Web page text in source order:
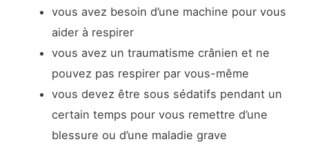
vous avez besoin d’une machine pour vous
aider à respirer
vous avez un traumatisme crânien et ne
pouvez pas respirer par vous-même
vous devez être sous sédatifs pendant un
certain temps pour vous remettre d’une
blessure ou d’une maladie grave